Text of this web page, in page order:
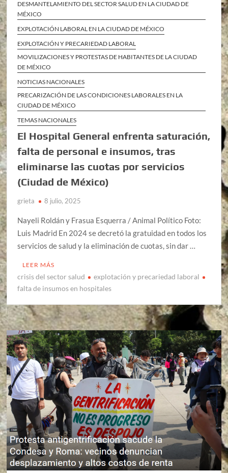
DESMANTELAMIENTO DEL SECTOR SALUD EN LA CIUDAD DE
MÉXICO
EXPLOTACIÓN LABORAL EN LA CIUDAD DE MÉXICO
EXPLOTACIÓN Y PRECARIEDAD LABORAL
MOVILIZACIONES Y PROTESTAS DE HABITANTES DE LA CIUDAD
DE MÉXICO
NOTICIAS NACIONALES
PRECARIZACIÓN DE LAS CONDICIONES LABORALES EN LA
CIUDAD DE MÉXICO
TEMAS NACIONALES
El Hospital General enfrenta saturación,
falta de personal e insumos, tras
eliminarse las cuotas por servicios
(Ciudad de México)
grieta 8 julio, 2025
Nayeli Roldán y Frasua Esquerra / Animal Político Foto:
Luis Madrid En 2024 se decretó la gratuidad en todos los
servicios de salud y la eliminación de cuotas, sin dar …
LEER MÁS
crisis del sector salud
explotación y precariedad laboral
falta de insumos en hospitales